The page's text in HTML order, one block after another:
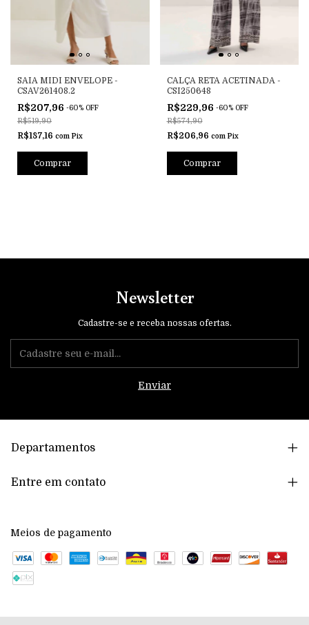
SAIA MIDI ENVELOPE -
CSAV261408.2
R$207,96 -60% OFF
R$519,90
R$187,16 com Pix
Comprar
CALÇA RETA ACETINADA -
CSI250648
R$229,96 -60% OFF
R$574,90
R$206,96 com Pix
Comprar
Newsletter
Cadastre-se e receba nossas ofertas.
Departamentos
Entre em contato
Meios de pagamento